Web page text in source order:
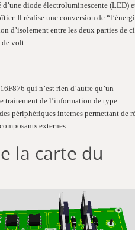
diode électroluminescente (LED)
Il réalise une conversion de
d’isolement entre les deux parties de
de volt.
qui n’est rien d’autre qu’un
traitement de l’information de type
périphériques internes permettant de
externes.
la carte du